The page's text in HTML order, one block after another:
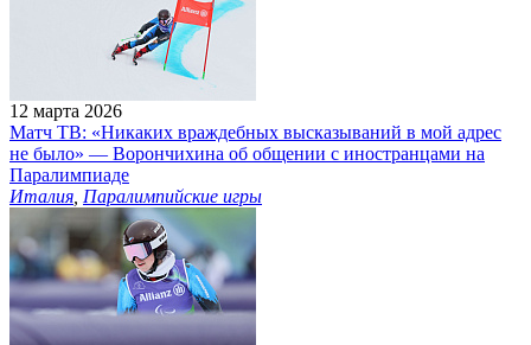
12 марта 2026
Матч ТВ: «Никаких враждебных высказываний в мой адрес
не было» — Ворончихина об общении с иностранцами на
Паралимпиаде
Италия Паралимпийские игры